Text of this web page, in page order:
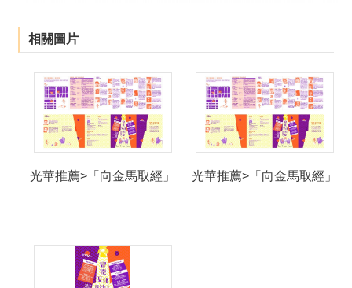
相關圖片
光華推薦>「向金馬取經」 光華推薦>「向金馬取經」